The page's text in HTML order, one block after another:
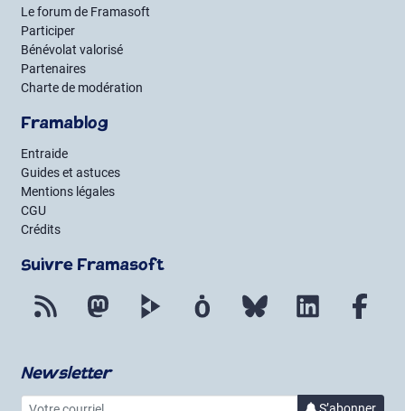
Le forum de Framasoft
Participer
Bénévolat valorisé
Partenaires
Charte de modération
Framablog
Entraide
Guides et astuces
Mentions légales
CGU
Crédits
Suivre Framasoft
Flux RSS Mastodon PeerTube Mobilizon Bluesky LinkedIn
Newsletter
Votre courriel à la